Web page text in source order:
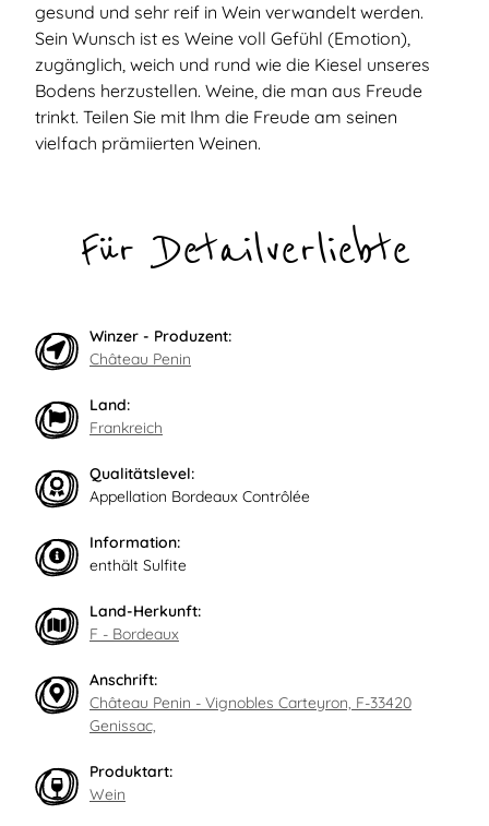
gesund und sehr reif in Wein verwandelt werden.
Sein Wunsch ist es Weine voll Gefühl (Emotion),
zugänglich, weich und rund wie die Kiesel unseres
Bodens herzustellen. Weine, die man aus Freude
trinkt. Teilen Sie mit Ihm die Freude am seinen
vielfach prämiierten Weinen.
Für Detailverliebte
Winzer - Produzent:
Château Penin
Land:
Frankreich
Qualitätslevel:
Appellation Bordeaux Contrôlée
Information:
enthält Sulfite
Land-Herkunft:
F - Bordeaux
Anschrift:
Château Penin - Vignobles Carteyron, F-33420
Genissac,
Produktart:
Wein